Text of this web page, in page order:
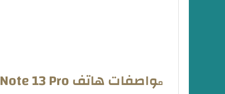
مواصفات هاتف Redmi Note 13 Pro